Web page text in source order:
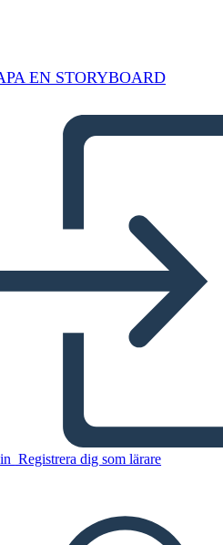
EN STORYBOARD
Registrera dig som lärare
in Azione
EN STORYBOARD